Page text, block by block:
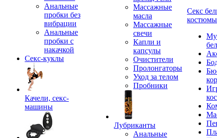
Анальные
пробки без
вибрации
Анальные
пробки с
накачкой
Секс-куклы
Качели, секс-
машины
Массажные
масла
Массажные
свечи
Капли и
капсулы
Очистители
Пролонгаторы
Уход за телом
Пробники
Лубриканты
Анальные
Секс
костюмы